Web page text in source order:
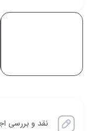
نقد و بررسی